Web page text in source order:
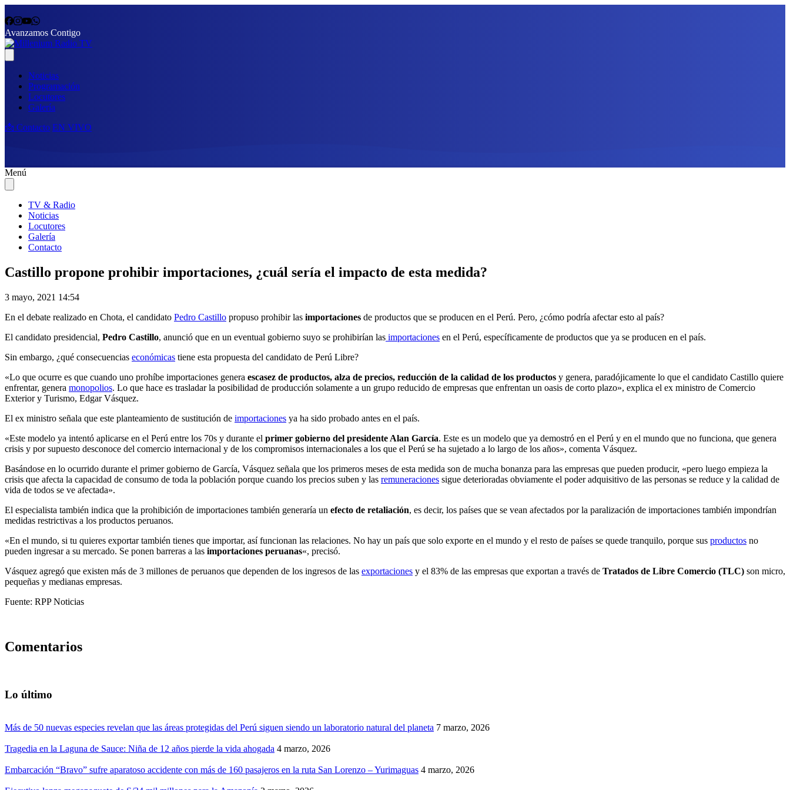
Avanzamos Contigo
Noticias
Programación
Locutores
Galería
📩 Contacto EN VIVO
Menú
TV & Radio
Noticias
Locutores
Galería
Contacto
Castillo propone prohibir importaciones, ¿cuál sería el impacto de esta medida?
3 mayo, 2021 14:54
En el debate realizado en Chota, el candidato Pedro Castillo propuso prohibir las importaciones de productos que se producen en el Perú. Pero, ¿cómo podría afectar esto al país?
El candidato presidencial, Pedro Castillo, anunció que en un eventual gobierno suyo se prohibirían las importaciones en el Perú, específicamente de productos que ya se producen en el país.
Sin embargo, ¿qué consecuencias económicas tiene esta propuesta del candidato de Perú Libre?
«Lo que ocurre es que cuando uno prohíbe importaciones genera escasez de productos, alza de precios, reducción de la calidad de los productos y genera, paradójicamente lo que el candidato Castillo quiere
enfrentar, genera monopolios. Lo que hace es trasladar la posibilidad de producción solamente a un grupo reducido de empresas que enfrentan un oasis de corto plazo», explica el ex ministro de Comercio
Exterior y Turismo, Edgar Vásquez.
El ex ministro señala que este planteamiento de sustitución de importaciones ya ha sido probado antes en el país.
«Este modelo ya intentó aplicarse en el Perú entre los 70s y durante el primer gobierno del presidente Alan García. Este es un modelo que ya demostró en el Perú y en el mundo que no funciona, que genera
crisis y por supuesto desconoce del comercio internacional y de los compromisos internacionales a los que el Perú se ha sujetado a lo largo de los años», comenta Vásquez.
Basándose en lo ocurrido durante el primer gobierno de García, Vásquez señala que los primeros meses de esta medida son de mucha bonanza para las empresas que pueden producir, «pero luego empieza la
crisis que afecta la capacidad de consumo de toda la población porque cuando los precios suben y las remuneraciones sigue deterioradas obviamente el poder adquisitivo de las personas se reduce y la calidad de
vida de todos se ve afectada».
El especialista también indica que la prohibición de importaciones también generaría un efecto de retaliación, es decir, los países que se vean afectados por la paralización de importaciones también impondrían
medidas restrictivas a los productos peruanos.
«En el mundo, si tu quieres exportar también tienes que importar, así funcionan las relaciones. No hay un país que solo exporte en el mundo y el resto de países se quede tranquilo, porque sus productos no
pueden ingresar a su mercado. Se ponen barreras a las importaciones peruanas«, precisó.
Vásquez agregó que existen más de 3 millones de peruanos que dependen de los ingresos de las exportaciones y el 83% de las empresas que exportan a través de Tratados de Libre Comercio (TLC) son micro,
pequeñas y medianas empresas.
Fuente: RPP Noticias
Comentarios
Lo último
Más de 50 nuevas especies revelan que las áreas protegidas del Perú siguen siendo un laboratorio natural del planeta 7 marzo, 2026
Tragedia en la Laguna de Sauce: Niña de 12 años pierde la vida ahogada 4 marzo, 2026
Embarcación “Bravo” sufre aparatoso accidente con más de 160 pasajeros en la ruta San Lorenzo – Yurimaguas 4 marzo, 2026